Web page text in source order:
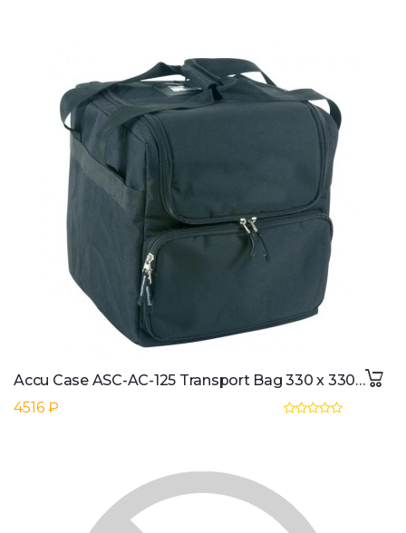
Accu Case ASC-AC-125 Transport Bag 330 x 330 x 300 mm
4516 ₽